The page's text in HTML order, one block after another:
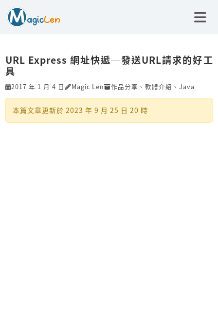
URL Express 網址快遞─發送URL請求的好工
具
2017 年 1 月 4 日 Magic Len 作品分享 、 軟體介紹 、 Java
本篇文章更新於 2023 年 9 月 25 日 20 時